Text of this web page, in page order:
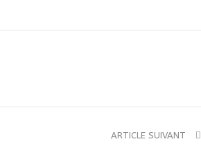
ARTICLE SUIVANT